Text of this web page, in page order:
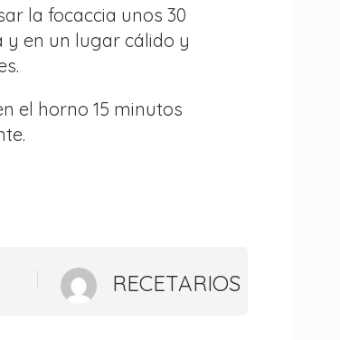
la focaccia unos 30
y en un lugar cálido y
el horno 15 minutos
RECETARIOS